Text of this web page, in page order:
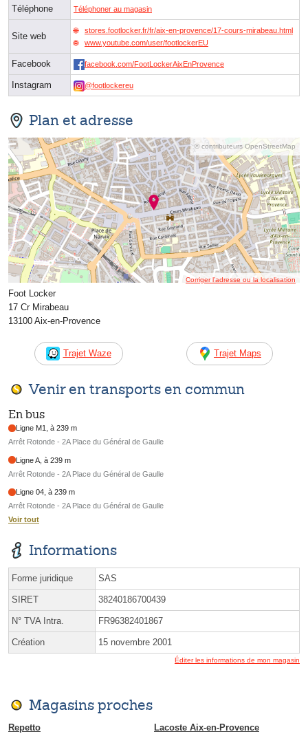
Téléphone Téléphoner au magasin
Site web
stores.footlocker.fr/fr/aix-en-provence/17-cours-mirabeau.html
www.youtube.com/user/footlockerEU
Facebook facebook.com/FootLockerAixEnProvence
Instagram @footlockereu
Plan et adresse
© contributeurs OpenStreetMap
Corriger l’adresse ou la localisation
Foot Locker
17 Cr Mirabeau
13100 Aix-en-Provence
Trajet Waze Trajet Maps
Venir en transports en commun
En bus
Ligne M1, à 239 m
Arrêt Rotonde - 2A Place du Général de Gaulle
Ligne A, à 239 m
Arrêt Rotonde - 2A Place du Général de Gaulle
Ligne 04, à 239 m
Arrêt Rotonde - 2A Place du Général de Gaulle
Voir tout
Informations
Forme juridique SAS
SIRET 38240186700439
N° TVA Intra. FR96382401867
Création 15 novembre 2001
Éditer les informations de mon magasin
Magasins proches
Repetto
Lacoste Aix-en-Provence